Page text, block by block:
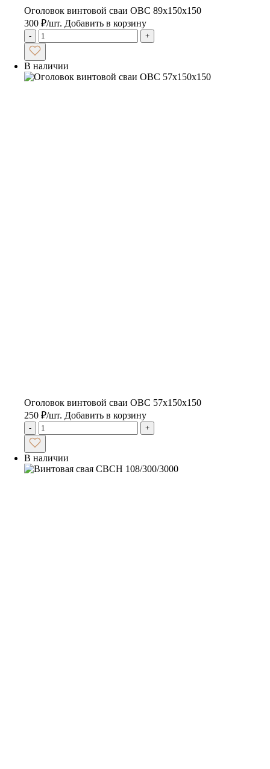
Оголовок винтовой сваи ОВС 89х150х150
300 ₽/шт. Добавить в корзину
- +
В наличии
Оголовок винтовой сваи ОВС 57х150х150
250 ₽/шт. Добавить в корзину
- +
В наличии